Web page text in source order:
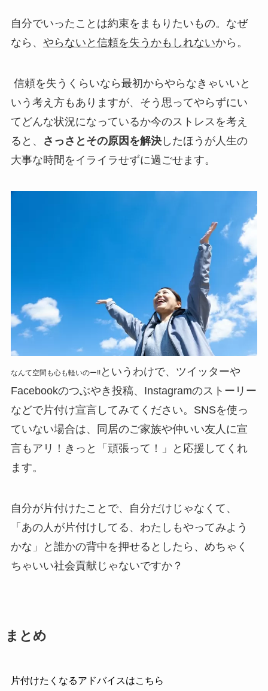
自分でいったことは約束をまもりたいもの。なぜ
なら、 やらないと信頼を失うかもしれないから。
信頼を失うくらいなら最初からやらなきゃいいと
いう考え方もありますが、そう思ってやらずにい
て どんな状況になっているか今のストレスを考え
る と、 さっさとその原因を解決したほうが人生の
大事な時間をイライラせずに過ごせます。
なんて空間も心も軽いのー!!というわけで、ツイッターや
Facebookのつぶやき投稿、Instagramのストーリー
などで片付け宣言してみてください。SNSを使っ
ていない場合は、同居のご家族や仲いい友人に宣
言もアリ！きっと「頑張って！」と応援してくれ
ます。
自分が片付けたことで、自分だけじゃなくて、
「あの人が片付けしてる、わたしもやってみよう
かな」と誰かの背中を押せる としたら、めちゃく
ちゃいい社会貢献じゃないですか？
まとめ
片付けたくなるアドバイスはこちら